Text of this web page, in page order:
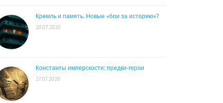
Кремль и память. Новые «бои за историю»?
20.07.2020
Константы имперскости: предки-герои
27.07.2020